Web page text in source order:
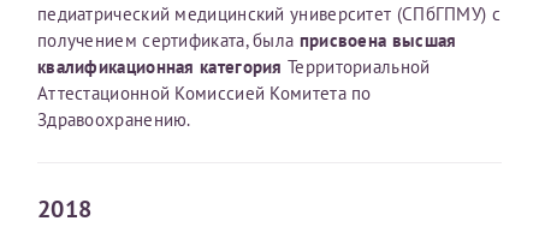
педиатрический медицинский университет (СПбГПМУ) с
получением сертификата, была присвоена высшая
квалификационная категория Территориальной
Аттестационной Комиссией Комитета по
Здравоохранению.
2018
Лично в кассе центра
Прислать на эл. почту